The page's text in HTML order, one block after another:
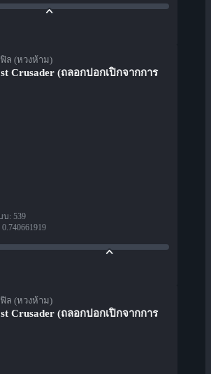
ล (หวงห้าม)
Crusader (ถลอกปอกเปิกจากการ
บ: 539
0.740661919
ล (หวงห้าม)
Crusader (ถลอกปอกเปิกจากการ